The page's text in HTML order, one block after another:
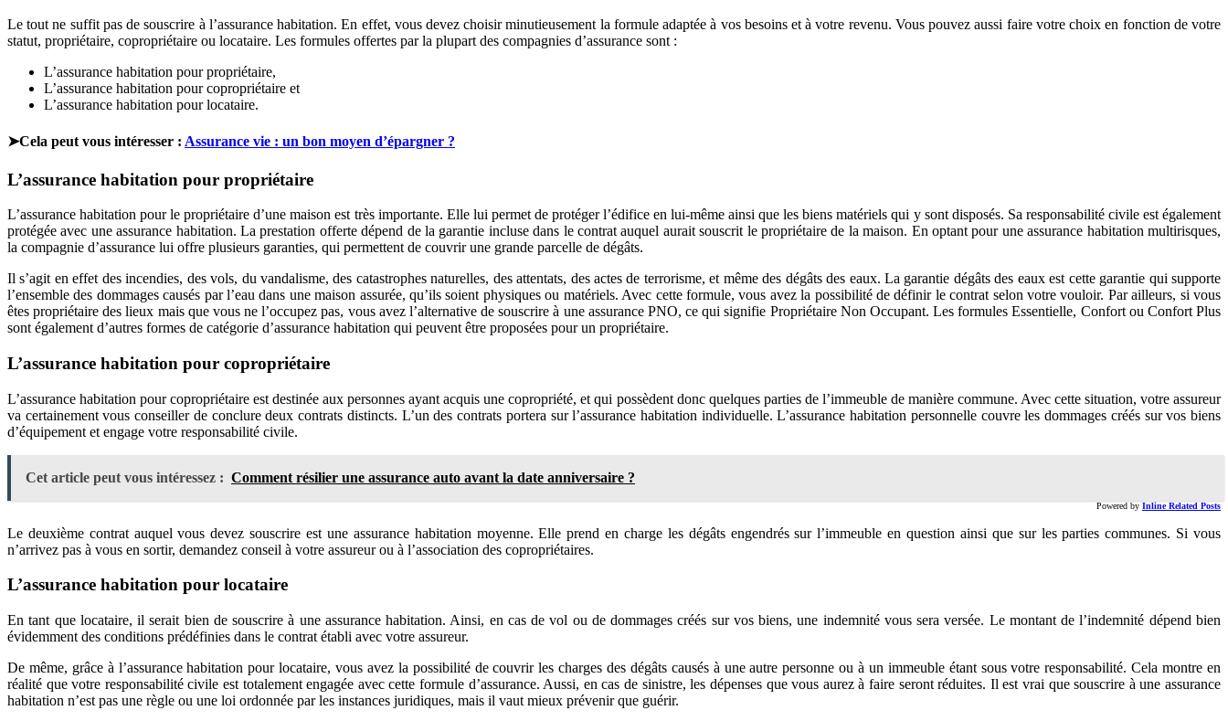
Le tout ne suffit pas de souscrire à l’assurance habitation. En effet, vous devez choisir minutieusement la formule adaptée à vos besoins et à votre revenu. Vous pouvez aussi faire votre choix en fonction de votre
statut, propriétaire, copropriétaire ou locataire. Les formules offertes par la plupart des compagnies d’assurance sont :
L’assurance habitation pour propriétaire,
L’assurance habitation pour copropriétaire et
L’assurance habitation pour locataire.
➤Cela peut vous intéresser : Assurance vie : un bon moyen d’épargner ?
L’assurance habitation pour propriétaire
L’assurance habitation pour le propriétaire d’une maison est très importante. Elle lui permet de protéger l’édifice en lui-même ainsi que les biens matériels qui y sont disposés. Sa responsabilité civile est également
protégée avec une assurance habitation. La prestation offerte dépend de la garantie incluse dans le contrat auquel aurait souscrit le propriétaire de la maison. En optant pour une assurance habitation multirisques,
la compagnie d’assurance lui offre plusieurs garanties, qui permettent de couvrir une grande parcelle de dégâts.
Il s’agit en effet des incendies, des vols, du vandalisme, des catastrophes naturelles, des attentats, des actes de terrorisme, et même des dégâts des eaux. La garantie dégâts des eaux est cette garantie qui supporte
l’ensemble des dommages causés par l’eau dans une maison assurée, qu’ils soient physiques ou matériels. Avec cette formule, vous avez la possibilité de définir le contrat selon votre vouloir. Par ailleurs, si vous
êtes propriétaire des lieux mais que vous ne l’occupez pas, vous avez l’alternative de souscrire à une assurance PNO, ce qui signifie Propriétaire Non Occupant. Les formules Essentielle, Confort ou Confort Plus
sont également d’autres formes de catégorie d’assurance habitation qui peuvent être proposées pour un propriétaire.
L’assurance habitation pour copropriétaire
L’assurance habitation pour copropriétaire est destinée aux personnes ayant acquis une copropriété, et qui possèdent donc quelques parties de l’immeuble de manière commune. Avec cette situation, votre assureur
va certainement vous conseiller de conclure deux contrats distincts. L’un des contrats portera sur l’assurance habitation individuelle. L’assurance habitation personnelle couvre les dommages créés sur vos biens
d’équipement et engage votre responsabilité civile.
Cet article peut vous intéressez : Comment résilier une assurance auto avant la date anniversaire ?
Powered by Inline Related Posts
Le deuxième contrat auquel vous devez souscrire est une assurance habitation moyenne. Elle prend en charge les dégâts engendrés sur l’immeuble en question ainsi que sur les parties communes. Si vous
n’arrivez pas à vous en sortir, demandez conseil à votre assureur ou à l’association des copropriétaires.
L’assurance habitation pour locataire
En tant que locataire, il serait bien de souscrire à une assurance habitation. Ainsi, en cas de vol ou de dommages créés sur vos biens, une indemnité vous sera versée. Le montant de l’indemnité dépend bien
évidemment des conditions prédéfinies dans le contrat établi avec votre assureur.
De même, grâce à l’assurance habitation pour locataire, vous avez la possibilité de couvrir les charges des dégâts causés à une autre personne ou à un immeuble étant sous votre responsabilité. Cela montre en
réalité que votre responsabilité civile est totalement engagée avec cette formule d’assurance. Aussi, en cas de sinistre, les dépenses que vous aurez à faire seront réduites. Il est vrai que souscrire à une assurance
habitation n’est pas une règle ou une loi ordonnée par les instances juridiques, mais il vaut mieux prévenir que guérir.